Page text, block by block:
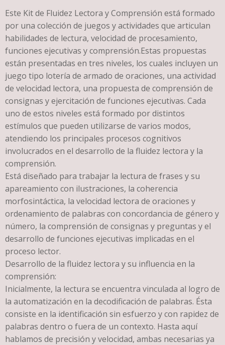
Este Kit de Fluidez Lectora y Comprensión está formado
por una colección de juegos y actividades que articulan
habilidades de lectura, velocidad de procesamiento,
funciones ejecutivas y comprensión.Estas propuestas
están presentadas en tres niveles, los cuales incluyen un
juego tipo lotería de armado de oraciones, una actividad
de velocidad lectora, una propuesta de comprensión de
consignas y ejercitación de funciones ejecutivas. Cada
uno de estos niveles está formado por distintos
estímulos que pueden utilizarse de varios modos,
atendiendo los principales procesos cognitivos
involucrados en el desarrollo de la fluidez lectora y la
comprensión.
Está diseñado para trabajar la lectura de frases y su
apareamiento con ilustraciones, la coherencia
morfosintáctica, la velocidad lectora de oraciones y
ordenamiento de palabras con concordancia de género y
número, la comprensión de consignas y preguntas y el
desarrollo de funciones ejecutivas implicadas en el
proceso lector.
Desarrollo de la fluidez lectora y su influencia en la
comprensión:
Inicialmente, la lectura se encuentra vinculada al logro de
la automatización en la decodificación de palabras. Ésta
consiste en la identificación sin esfuerzo y con rapidez de
palabras dentro o fuera de un contexto. Hasta aquí
hablamos de precisión y velocidad, ambas necesarias ya